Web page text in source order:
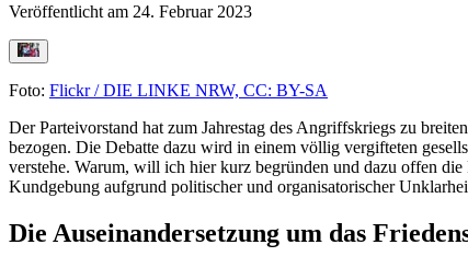
Veröffentlicht am 24. Februar 2023
Foto: Flickr / DIE LINKE NRW, CC: BY-SA
Der Parteivorstand hat zum Jahrestag des Angriffskriegs zu
bezogen. Die Debatte dazu wird in einem völlig vergifteten
verstehe. Warum, will ich hier kurz begründen und dazu offen die
Kundgebung aufgrund politischer und organisatorischer
Die Auseinandersetzung um das